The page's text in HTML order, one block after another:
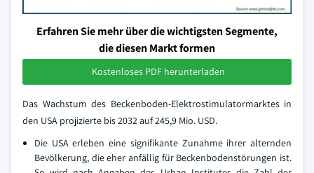
Erfahren Sie mehr über die wichtigsten Segmente,
die diesen Markt formen
Kostenloses PDF herunterladen
Das Wachstum des Beckenboden-Elektrostimulatormarktes in
den USA projizierte bis 2032 auf 245,9 Mio. USD.
Die USA erleben eine signifikante Zunahme ihrer alternden
Bevölkerung, die eher anfällig für Beckenbodenstörungen ist.